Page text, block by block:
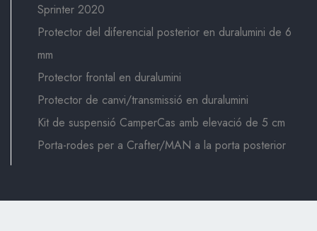
Sprinter 2020
Protector del diferencial posterior en duralumini de 6
mm
Protector frontal en duralumini
Protector de canvi/transmissió en duralumini
Kit de suspensió CamperCas amb elevació de 5 cm
Porta-rodes per a Crafter/MAN a la porta posterior